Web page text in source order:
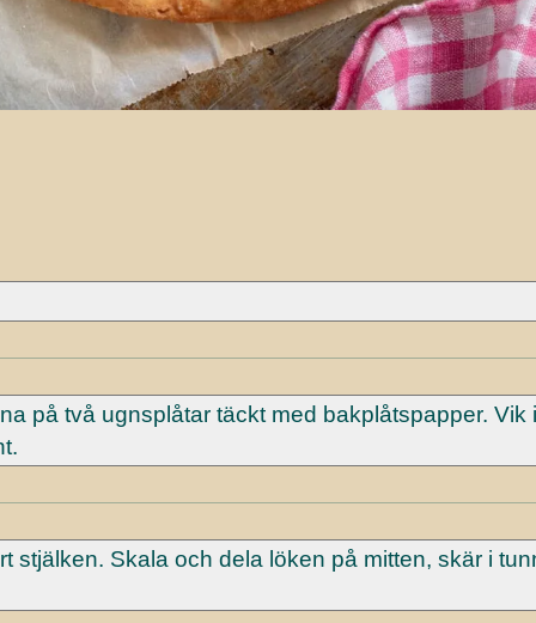
på två ugnsplåtar täckt med bakplåtspapper. Vik
stjälken. Skala och dela löken på mitten, skär i